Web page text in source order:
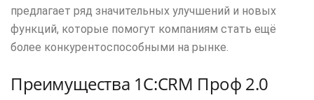
предлагает ряд значительных улучшений и новых
функций, которые помогут компаниям стать ещё
более конкурентоспособными на рынке.
Преимущества 1C:CRM Проф 2.0